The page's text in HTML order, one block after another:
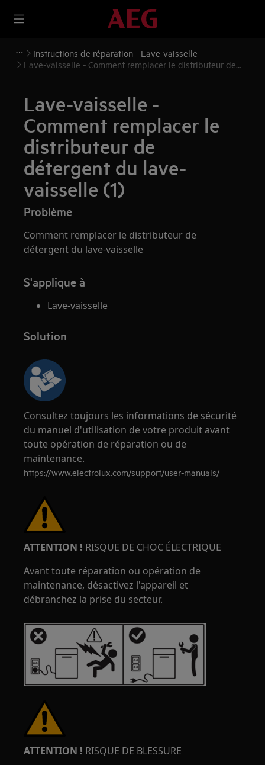
Instructions de réparation - Lave-vaisselle
Lave-vaisselle - Comment remplacer le distributeur de
Lave-vaisselle -
Comment remplacer le
distributeur de
détergent du lave-
vaisselle (1)
Problème
Comment remplacer le distributeur de
détergent du lave-vaisselle
S'applique à
Lave-vaisselle
Solution
Consultez toujours les informations de sécurité
du manuel d'utilisation de votre produit avant
toute opération de réparation ou de
maintenance.
https://www.electrolux.com/support/user-manuals/
ATTENTION ! RISQUE DE CHOC ÉLECTRIQUE
Avant toute réparation ou opération de
maintenance, désactivez l'appareil et
débranchez la prise du secteur.
ATTENTION ! RISQUE DE BLESSURE